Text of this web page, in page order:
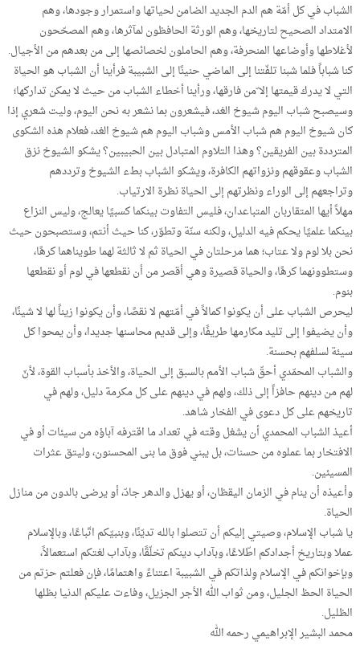
الشباب في كل أمّة هم الدم الجديد الضامن لحياتها واستمرار وجودها، وهم
الامتداد الصحيح لتاريخها، وهم الورثة الحافظون لمآثرها، وهم المصحّحون
لأغلاطها وأوضاعها المنحرفة، وهم الحاملون لخصائصها إلى من بعدهم من الأجيال.
كنا شباباً فلما شبنا تلفّتنا إلى الماضي حنينًا إلى الشبيبة فرأينا أن الشباب هو الحياة
التي لا يدرك قيمتها إلا ّمن فارقها، ورأينا أخطاء الشباب من حيث لا يمكن تداركها؛
وسيصبح شباب اليوم شيوخ الغد، فيشعرون بما نشعر به نحن اليوم، وليت شعري إذا
كان شيوخ اليوم هم شباب الأمس وشباب اليوم هم شيوخ الغد، فعلام هذه الشكوى
المترددة بين الفريقين؟ وهذا التلاوم المتبادل بين الحبيبين؟ يشكو الشيوخ نزق
الشباب وعقوقهم ونزواتهم الكافرة، ويشكو الشباب بطء الشيوخ وترددهم
وتراجعهم إلى الوراء ونظرتهم إلى الحياة نظرة الارتياب.
مهلاً أيها المتقاربان المتباعدان، فليس التفاوت بينكما كسبيًا يعالج، وليس النزاع
بينكما علميًا يحكم فيه الدليل، ولكنه سنّة وتطوّر، كنا حيث أنتم، وستصبحون حيث
نحن بلا لوم ولا عتاب؛ هما مرحلتان في الحياة ثم لا ثالثة لهما طويناهما كرهًا،
وستطوونهما كرهًا، والحياة قصيرة وهي أقصر من أن نقطعها في لوم أو نقطعها
بنوم.
ليحرص الشباب على أن يكونوا كمالاً في أمّتهم لا نقصًا، وأن يكونوا زيناً لها لا شينًا،
وأن يضيفوا إلى تليد مكارمها طريفًا، وإلى قديم محاسنها جديدا، وأن يمحوا كل
سيئة لسلفهم بحسنة.
والشباب المحمّدي أحقّ شباب الأمم بالسبق إلى الحياة، والأخذ بأسباب القوة، لأنّ
لهم من دينهم حافزاً إلى ذلك، ولهم في دينهم على كل مكرمة دليل، ولهم في
تاريخهم على كل دعوى في الفخار شاهد.
أعيذ الشباب المحمدي أن يشغل وقته في تعداد ما اقترفه آباؤه من سيئات أو في
الافتخار بما عملوه من حسنات، بل يبني فوق ما بنى المحسنون، وليتق عثرات
المسيئين.
وأعيذه أن ينام في الزمان اليقظان، أو يهزل والدهر جادّ، أو يرضى بالدون من منازل
الحياة.
يا شباب الإسلام، وصيتي إليكم أن تتصلوا بالله تديّنًا، وبنبيّكم اتّباعًا، وبالإسلام
عملا وبتاريخ أجدادكم اطّلاعًا، وبآداب دينكم تخلّقًا، وبآداب لغتكم استعمالاً،
وبإخوانكم في الإسلام وِلذاتكم في الشبيبة اعتناءً واهتمامًا، فإن فعلتم حزتم من
الحياة الحظ الجليل، ومن ثواب الله الأجر الجزيل، وفاءت عليكم الدنيا بظلها
الظليل.
محمد البشير الإبراهيمي رحمه الله